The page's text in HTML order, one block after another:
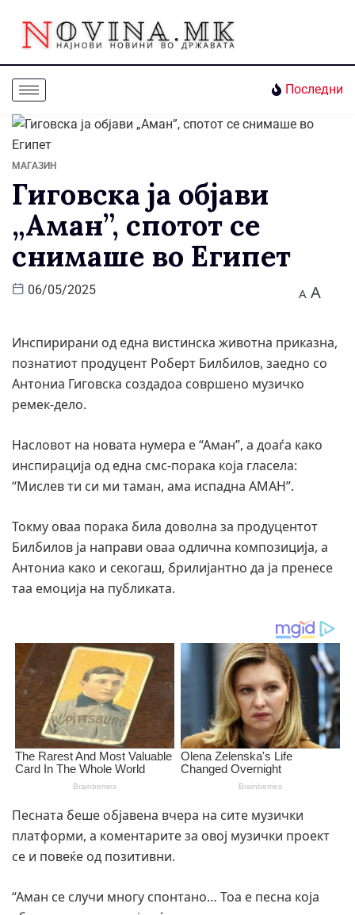
Последни
МАГАЗИН
Гиговска ја објави
„Аман”, спотот се
снимаше во Египет
06/05/2025 A A
Инспирирани од една вистинска животна приказна,
познатиот продуцент Роберт Билбилов, заедно со
Антониа Гиговска создадоа совршено музичко
ремек-дело.
Насловот на новата нумера е “Аман”, а доаѓа како
инспирација од една смс-порака која гласела:
“Мислев ти си ми таман, ама испадна АМАН”.
Токму оваа порака била доволна за продуцентот
Билбилов ја направи оваа одлична композиција, а
Антониа како и секогаш, брилијантно да ја пренесе
таа емоција на публиката.
Песната беше објавена вчера на сите музички
платформи, а коментарите за овој музички проект
се и повеќе од позитивни.
“Аман се случи многу спонтано… Тоа е песна која